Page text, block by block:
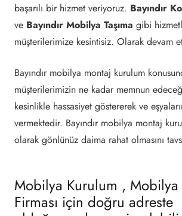
başarılı bir hizmet veriyoruz. Bayındır
ve Bayındır Mobilya Taşıma gibi
müşterilerimize kesintisiz. Olarak devam
Bayındır mobilya montaj kurulum
müşterilerimizin ne kadar memnun
kesinlikle hassasiyet göstererek ve
vermektedir. Bayındır mobilya montaj
olarak gönlünüz daima rahat olmasını
Mobilya Kurulum , Mobilya
Firması için doğru adreste